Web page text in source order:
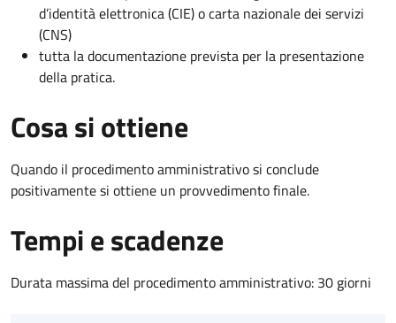
d’identità elettronica (CIE) o carta nazionale dei servizi
(CNS)
tutta la documentazione prevista per la presentazione
della pratica.
Cosa si ottiene
Quando il procedimento amministrativo si conclude
positivamente si ottiene un provvedimento finale.
Tempi e scadenze
Durata massima del procedimento amministrativo: 30 giorni